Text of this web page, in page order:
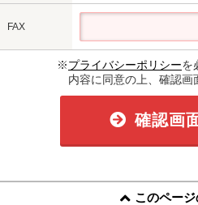
FAX
※プライバシーポリシーを
内容に同意の上、確認画
確認画
このペー